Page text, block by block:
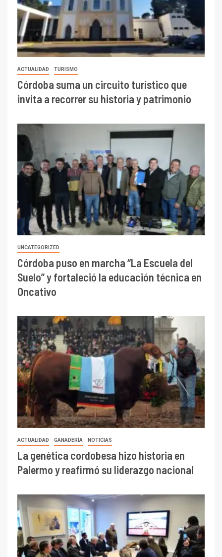
ACTUALIDAD TURISMO
Córdoba suma un circuito turístico que
invita a recorrer su historia y patrimonio
UNCATEGORIZED
Córdoba puso en marcha “La Escuela del
Suelo” y fortaleció la educación técnica en
Oncativo
ACTUALIDAD GANADERÍA NOTICIAS
La genética cordobesa hizo historia en
Palermo y reafirmó su liderazgo nacional